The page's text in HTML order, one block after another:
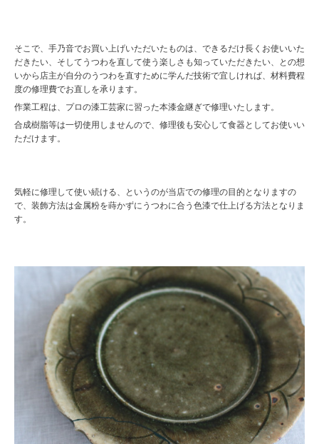
そこで、手乃音でお買い上げいただいたものは、できるだけ長くお使いいた
だきたい、そしてうつわを直して使う楽しさも知っていただきたい、との想
いから店主が自分のうつわを直すために学んだ技術で宜しければ、材料費程
度の修理費でお直しを承ります。
作業工程は、プロの漆工芸家に習った本漆金継ぎで修理いたします。
合成樹脂等は一切使用しませんので、修理後も安心して食器としてお使いい
ただけます。
気軽に修理して使い続ける、というのが当店での修理の目的となりますの
で、装飾方法は金属粉を蒔かずにうつわに合う色漆で仕上げる方法となりま
す。